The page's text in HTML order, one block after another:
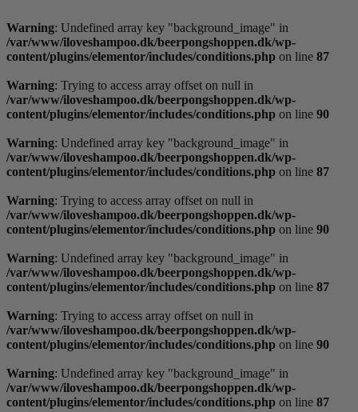
til
indhold
Warning: Undefined array key "background_image" in
/var/www/iloveshampoo.dk/beerpongshoppen.dk/wp-
content/plugins/elementor/includes/conditions.php on line 87
Warning: Trying to access array offset on null in
/var/www/iloveshampoo.dk/beerpongshoppen.dk/wp-
content/plugins/elementor/includes/conditions.php on line 90
Warning: Undefined array key "background_image" in
/var/www/iloveshampoo.dk/beerpongshoppen.dk/wp-
content/plugins/elementor/includes/conditions.php on line 87
Warning: Trying to access array offset on null in
/var/www/iloveshampoo.dk/beerpongshoppen.dk/wp-
content/plugins/elementor/includes/conditions.php on line 90
Warning: Undefined array key "background_image" in
/var/www/iloveshampoo.dk/beerpongshoppen.dk/wp-
content/plugins/elementor/includes/conditions.php on line 87
Warning: Trying to access array offset on null in
/var/www/iloveshampoo.dk/beerpongshoppen.dk/wp-
content/plugins/elementor/includes/conditions.php on line 90
Warning: Undefined array key "background_image" in
/var/www/iloveshampoo.dk/beerpongshoppen.dk/wp-
content/plugins/elementor/includes/conditions.php on line 87